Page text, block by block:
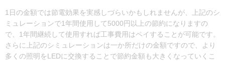
1日の金額では節電効果を実感しづらいかもしれませんが、上記のシ
ミュレーションで1年間使用して5000円以上の節約になりますの
で、1年間継続して使用すれば工事費用はペイすることが可能です。
さらに上記のシミュレーションは一か所だけの金額ですので、より
多くの照明をLEDに交換することで節約金額も大きくなっていくこ